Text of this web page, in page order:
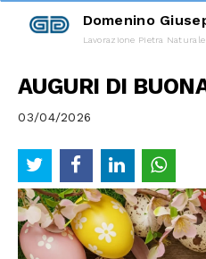
Domenino
Lavorazione Pietra
AUGURI DI
03/04/2026